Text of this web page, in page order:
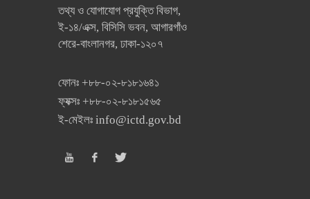
তথ্য ও যোগাযোগ প্রযুক্তি বিভাগ,
ই-১৪/এক্স, বিসিসি ভবন, আগারগাঁও
শেরে-বাংলানগর, ঢাকা-১২০৭
ফোনঃ +৮৮-০২-৮১৮১৬৪১
ফ্যক্সঃ +৮৮-০২-৮১৮১৫৬৫
ই-মেইলঃ info@ictd.gov.bd